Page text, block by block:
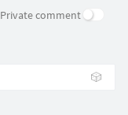
Private comment
🎲